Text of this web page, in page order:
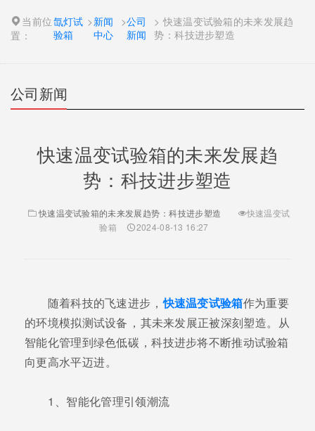
当前位
置：
氙灯试
验箱
> 新闻
中心
>公司
新闻
> 快速温变试验箱的未来发展趋
势：科技进步塑造
公司新闻
快速温变试验箱的未来发展趋
势：科技进步塑造
快速温变试验箱的未来发展趋势：科技进步塑造
快速温变试
验箱
2024-08-13 16:27
随着科技的飞速进步，快速温变试验箱作为重要
的环境模拟测试设备，其未来发展正被深刻塑造。从
智能化管理到绿色低碳，科技进步将不断推动试验箱
向更高水平迈进。
1、智能化管理引领潮流